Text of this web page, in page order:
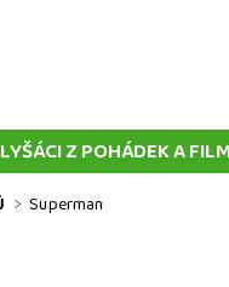
Z POHÁDEK A
Superman